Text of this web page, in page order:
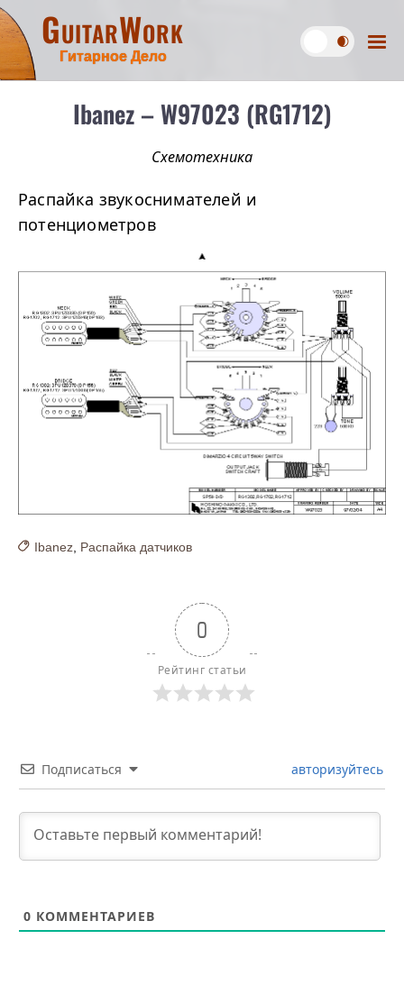
GuitarWork
Гитарное Дело
Ibanez – W97023 (RG1712)
Схемотехника
Распайка звукоснимателей и
потенциометров
Ibanez Распайка датчиков
0
Рейтинг статьи
Подписаться авторизуйтесь
0 КОММЕНТАРИЕВ